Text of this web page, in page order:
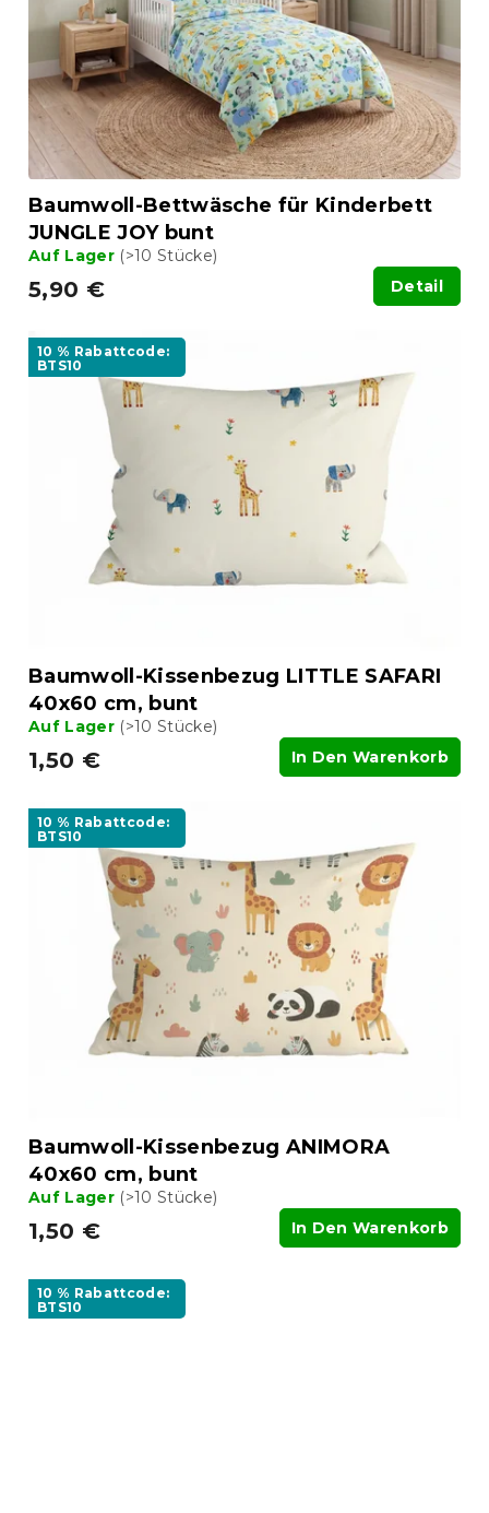
n
go
d
k
Baumwoll-Bettwäsche für Kinderbett
JUNGLE JOY bunt
Auf Lager (>10 Stücke)
5,90 € Detail
10 % Rabattcode:
BTS10
Baumwoll-Kissenbezug LITTLE SAFARI
40x60 cm, bunt
Auf Lager (>10 Stücke)
1,50 € In Den Warenkorb
10 % Rabattcode:
BTS10
Baumwoll-Kissenbezug ANIMORA
40x60 cm, bunt
Auf Lager (>10 Stücke)
1,50 € In Den Warenkorb
10 % Rabattcode:
BTS10